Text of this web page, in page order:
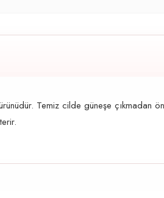
Temiz cilde güneşe çıkmadan